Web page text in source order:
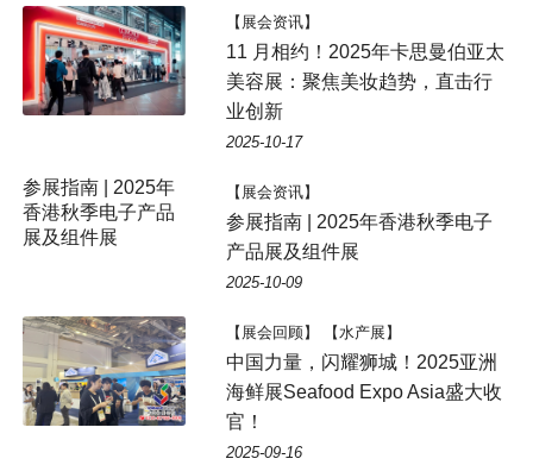
【展会资讯】
11 月相约！2025年卡思曼伯亚太
美容展：聚焦美妆趋势，直击行
业创新
2025-10-17
【展会资讯】
参展指南 | 2025年香港秋季电子
产品展及组件展
2025-10-09
【展会回顾】 【水产展】
中国力量，闪耀狮城！2025亚洲
海鲜展Seafood Expo Asia盛大收
官！
2025-09-16